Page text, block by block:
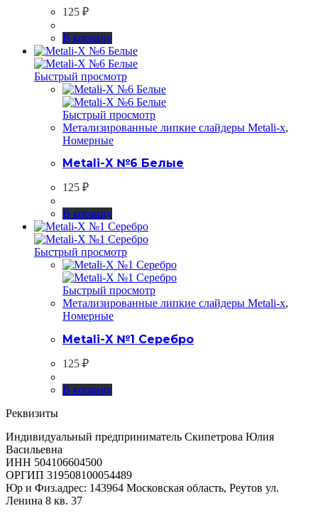
125 ₽
В корзину
Быстрый просмотр
Быстрый просмотр
Метализированные липкие слайдеры Metali-x,
Номерные
Metali-X №6 Белые
125 ₽
В корзину
Быстрый просмотр
Быстрый просмотр
Метализированные липкие слайдеры Metali-x,
Номерные
Metali-X №1 Серебро
125 ₽
В корзину
Реквизиты
Индивидуальный предприниматель Скипетрова Юлия
Васильевна
ИНН 504106604500
ОРГИП 319508100054489
Юр и Физ.адрес: 143964 Московская область, Реутов ул.
Ленина 8 кв. 37